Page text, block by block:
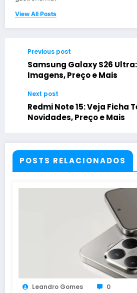
View All Posts
Previous post
Samsung Galaxy S26
Imagens, Preço e Mais
Next post
Redmi Note 15: Veja Ficha
Novidades, Preço e Mais
POSTS RELACIONADOS
Leandro Gomes 0